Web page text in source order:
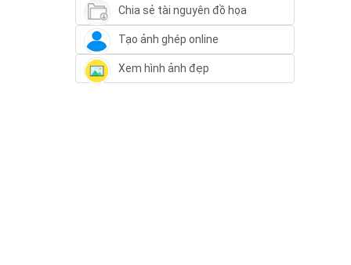
Chia sẻ tài nguyên đồ họa
Tạo ảnh ghép online
Xem hình ảnh đẹp